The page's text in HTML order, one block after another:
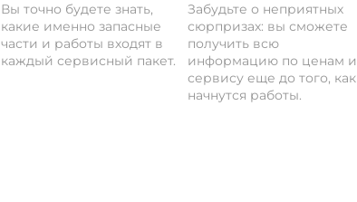
Вы точно будете знать,
какие именно запасные
части и работы входят в
каждый сервисный пакет.
Забудьте о неприятных
сюрпризах: вы сможете
получить всю
информацию по ценам и
сервису еще до того, как
начнутся работы.